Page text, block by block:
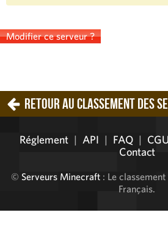
Modifier ce serveur ?
Retour au classement des
Réglement | API | FAQ | CGU
Contact
© Serveurs Minecraft: Le
Français.